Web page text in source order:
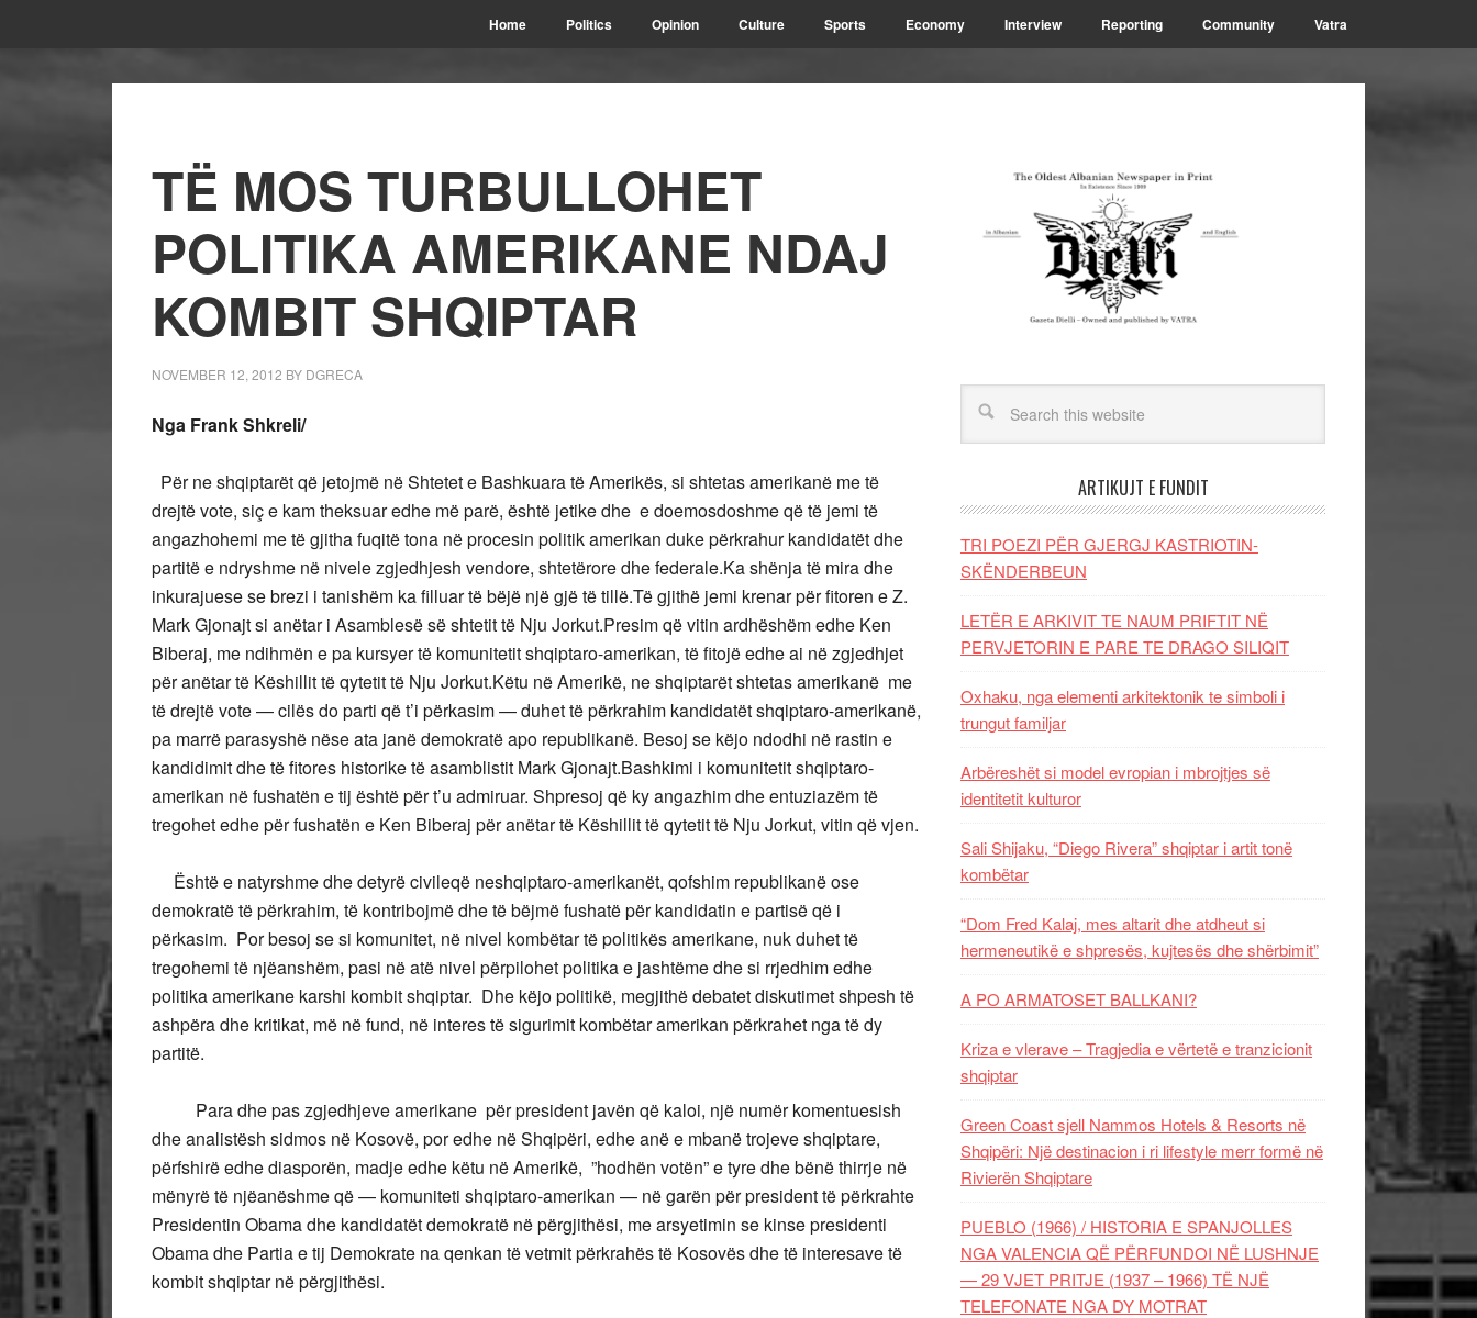
Home Politics Opinion Culture Sports Economy Interview Reporting Community Vatra
TË MOS TURBULLOHET
POLITIKA AMERIKANE NDAJ
KOMBIT SHQIPTAR
NOVEMBER 12, 2012 BY DGRECA
Nga Frank Shkreli/
Për ne shqiptarët që jetojmë në Shtetet e Bashkuara të Amerikës, si shtetas amerikanë me të
drejtë vote, siç e kam theksuar edhe më parë, është jetike dhe e doemosdoshme që të jemi të
angazhohemi me të gjitha fuqitë tona në procesin politik amerikan duke përkrahur kandidatët dhe
partitë e ndryshme në nivele zgjedhjesh vendore, shtetërore dhe federale.Ka shënja të mira dhe
inkurajuese se brezi i tanishëm ka filluar të bëjë një gjë të tillë.Të gjithë jemi krenar për fitoren e Z.
Mark Gjonajt si anëtar i Asamblesë së shtetit të Nju Jorkut.Presim që vitin ardhëshëm edhe Ken
Biberaj, me ndihmën e pa kursyer të komunitetit shqiptaro-amerikan, të fitojë edhe ai në zgjedhjet
për anëtar të Këshillit të qytetit të Nju Jorkut.Këtu në Amerikë, ne shqiptarët shtetas amerikanë me
të drejtë vote — cilës do parti që t’i përkasim — duhet të përkrahim kandidatët shqiptaro-amerikanë,
pa marrë parasyshë nëse ata janë demokratë apo republikanë. Besoj se këjo ndodhi në rastin e
kandidimit dhe të fitores historike të asamblistit Mark Gjonajt.Bashkimi i komunitetit shqiptaro-
amerikan në fushatën e tij është për t’u admiruar. Shpresoj që ky angazhim dhe entuziazëm të
tregohet edhe për fushatën e Ken Biberaj për anëtar të Këshillit të qytetit të Nju Jorkut, vitin që vjen.
Është e natyrshme dhe detyrë civileqë neshqiptaro-amerikanët, qofshim republikanë ose
demokratë të përkrahim, të kontribojmë dhe të bëjmë fushatë për kandidatin e partisë që i
përkasim. Por besoj se si komunitet, në nivel kombëtar të politikës amerikane, nuk duhet të
tregohemi të njëanshëm, pasi në atë nivel përpilohet politika e jashtëme dhe si rrjedhim edhe
politika amerikane karshi kombit shqiptar. Dhe këjo politikë, megjithë debatet diskutimet shpesh të
ashpëra dhe kritikat, më në fund, në interes të sigurimit kombëtar amerikan përkrahet nga të dy
partitë.
Para dhe pas zgjedhjeve amerikane për president javën që kaloi, një numër komentuesish
dhe analistësh sidmos në Kosovë, por edhe në Shqipëri, edhe anë e mbanë trojeve shqiptare,
përfshirë edhe diasporën, madje edhe këtu në Amerikë, ”hodhën votën” e tyre dhe bënë thirrje në
mënyrë të njëanëshme që — komuniteti shqiptaro-amerikan — në garën për president të përkrahte
Presidentin Obama dhe kandidatët demokratë në përgjithësi, me arsyetimin se kinse presidenti
Obama dhe Partia e tij Demokrate na qenkan të vetmit përkrahës të Kosovës dhe të interesave të
kombit shqiptar në përgjithësi.
ARTIKUJT E FUNDIT
TRI POEZI PËR GJERGJ KASTRIOTIN-
SKËNDERBEUN
LETËR E ARKIVIT TE NAUM PRIFTIT NË
PERVJETORIN E PARE TE DRAGO SILIQIT
Oxhaku, nga elementi arkitektonik te simboli i
trungut familjar
Arbëreshët si model evropian i mbrojtjes së
identitetit kulturor
Sali Shijaku, “Diego Rivera” shqiptar i artit tonë
kombëtar
“Dom Fred Kalaj, mes altarit dhe atdheut si
hermeneutikë e shpresës, kujtesës dhe shërbimit”
A PO ARMATOSET BALLKANI?
Kriza e vlerave – Tragjedia e vërtetë e tranzicionit
shqiptar
Green Coast sjell Nammos Hotels & Resorts në
Shqipëri: Një destinacion i ri lifestyle merr formë në
Rivierën Shqiptare
PUEBLO (1966) / HISTORIA E SPANJOLLES
NGA VALENCIA QË PËRFUNDOI NË LUSHNJE
— 29 VJET PRITJE (1937 – 1966) TË NJË
TELEFONATE NGA DY MOTRAT